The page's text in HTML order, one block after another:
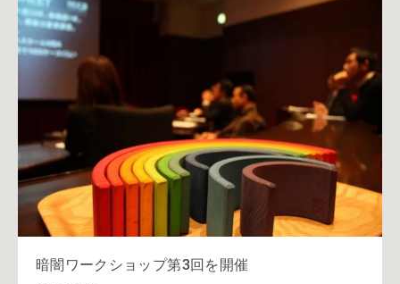
暗闇ワークショップ第3回を開催